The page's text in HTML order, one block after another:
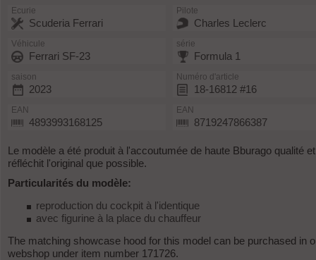
Ecurie
Scuderia Ferrari
Pilote
Charles Leclerc
Véhicule
Ferrari SF-23
série
Formula 1
saison
2023
Numéro d'article
18-16812 #16
EAN
4893993168125
EAN
8719247866387
Le modèle a été produit à l'accoutumée de haute Bburago qualité et
réfléchit l'original que possible.
Particularités du modèle:
reproduction du cockpit à l'identique
avec figurine à la place du chauffeur
The matching showcase hood for this model can be purchased in
webshop under item number 171726.